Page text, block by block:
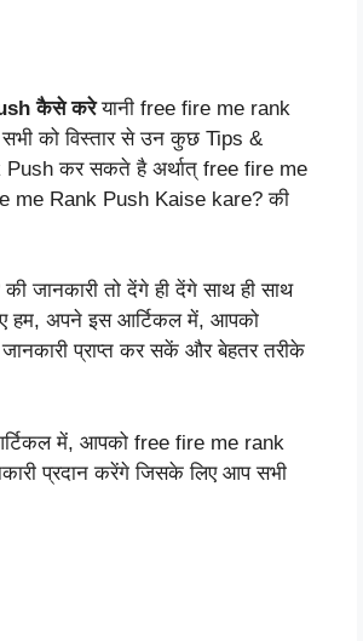
कैसे करेयानी free fire me rank
को विस्तार से उन कुछ Tips &
कर सकते है अर्थात् free fire me
me Rank Push Kaise kare? की
तो देंगे ही देंगे साथ ही साथ
हम, अपने इस आर्टिकल में, आपको
प्राप्त कर सकें और बेहतर तरीके
में, आपको free fire me rank
प्रदान करेंगे जिसके लिए आप सभी